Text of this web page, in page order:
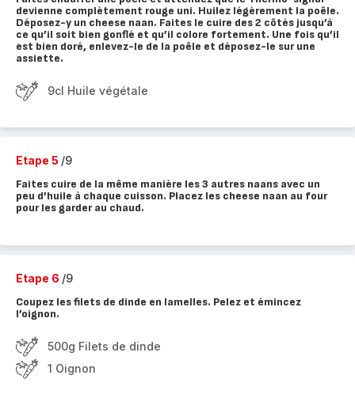
devienne complètement rouge uni. Huilez légèrement la poêle.
Déposez-y un cheese naan. Faites le cuire des 2 côtés jusqu’à
ce qu’il soit bien gonflé et qu’il colore fortement. Une fois qu’il
est bien doré, enlevez-le de la poêle et déposez-le sur une
assiette.
9cl Huile végétale
Etape 5 /9
Faites cuire de la même manière les 3 autres naans avec un
peu d’huile à chaque cuisson. Placez les cheese naan au four
pour les garder au chaud.
Etape 6 /9
Coupez les filets de dinde en lamelles. Pelez et émincez
l’oignon.
500g Filets de dinde
1 Oignon